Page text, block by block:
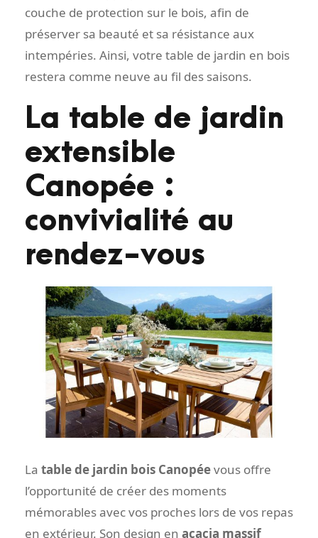
couche de protection sur le bois, afin de
préserver sa beauté et sa résistance aux
intempéries. Ainsi, votre table de jardin en bois
restera comme neuve au fil des saisons.
La table de jardin
extensible
Canopée :
convivialité au
rendez-vous
La table de jardin bois Canopéevous offre
l’opportunité de créer des moments
mémorables avec vos proches lors de vos repas
en extérieur. Son design en acacia massif